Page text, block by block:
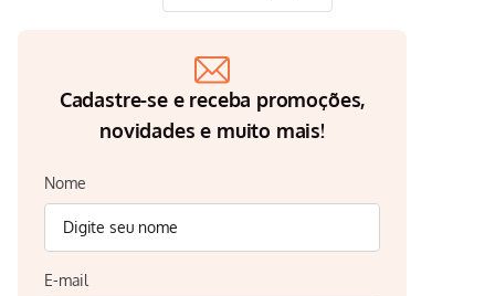
Cadastre-se e receba promoções,
novidades e muito mais!
Nome
E-mail